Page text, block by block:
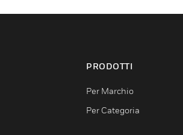
PRODOTTI
Per Marchio
Per Categoria